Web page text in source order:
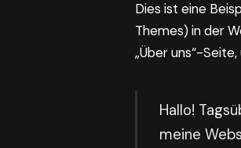
Dies ist eine
Themes) in der
„Über uns“-
Hallo!
meine